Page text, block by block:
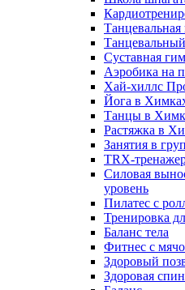
Танцевальная
Суставная
Аэробика на
Хай-хиллс
Йога в
Танцы в
Растяжка в
Занятия в
TRX-
Силовая
уровень
Пилатес с
Тренировка
Баланс тела
Фитнес с
Здоровый
Здоровая